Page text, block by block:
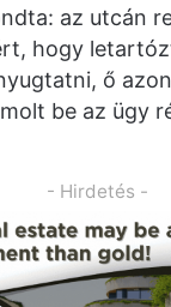
az utcán
hogy
ő
be az ügy
- Hirdetés -